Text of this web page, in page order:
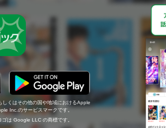
くはその他の国や地域におけるApple
Inc.のサービスマークです。
は Google LLC の商標です。